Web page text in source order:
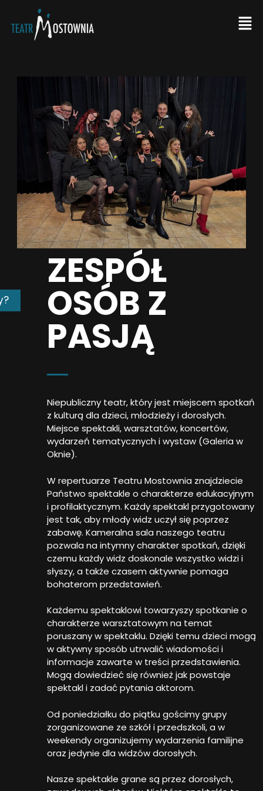
ZESPÓŁ
OSÓB Z
PASJĄ
Niepubliczny teatr, który jest miejscem spotkań
z kulturą dla dzieci, młodzieży i dorosłych.
Miejsce spektakli, warsztatów, koncertów,
wydarzeń tematycznych i wystaw (Galeria w
Oknie).
W repertuarze Teatru Mostownia znajdziecie
Państwo spektakle o charakterze edukacyjnym
i profilaktycznym. Każdy spektakl przygotowany
jest tak, aby młody widz uczył się poprzez
zabawę. Kameralna sala naszego teatru
pozwala na intymny charakter spotkań, dzięki
czemu każdy widz doskonale wszystko widzi i
słyszy, a także czasem aktywnie pomaga
bohaterom przedstawień.
Każdemu spektaklowi towarzyszy spotkanie o
charakterze warsztatowym na temat
poruszany w spektaklu. Dzięki temu dzieci mogą
w aktywny sposób utrwalić wiadomości i
informacje zawarte w treści przedstawienia.
Mogą dowiedzieć się również jak powstaje
spektakl i zadać pytania aktorom.
Od poniedziałku do piątku gościmy grupy
zorganizowane ze szkół i przedszkoli, a w
weekendy organizujemy wydarzenia familijne
oraz jedynie dla widzów dorosłych.
Nasze spektakle grane są przez dorosłych,